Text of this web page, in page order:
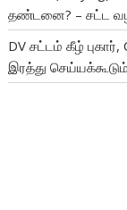
தண்டனை? – சட்ட
DV சட்டம் கீழ் புகார்,
இரத்து